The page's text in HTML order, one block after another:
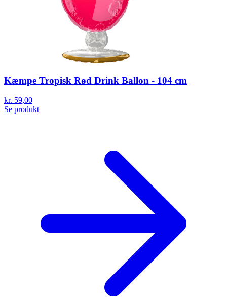
Kæmpe Tropisk Rød Drink Ballon - 104 cm
kr. 59,00
Se produkt